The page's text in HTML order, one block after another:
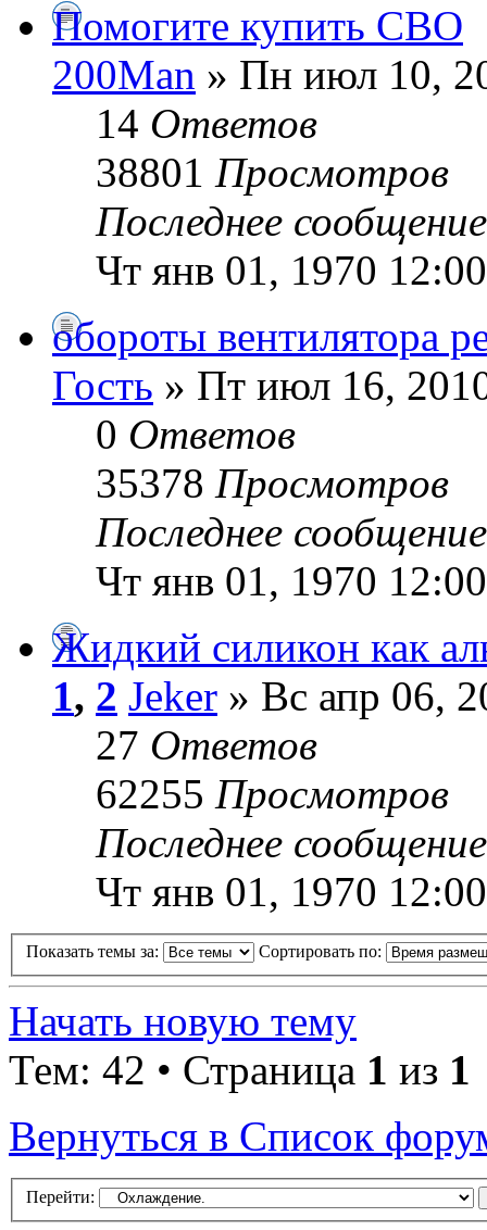
Помогите купить СВО
200Man » Пн июл 10,
14 Ответов
38801 Просмотров
Последнее
Чт янв 01, 1970
обороты вентилятора
Гость » Пт июл 16,
0 Ответов
35378 Просмотров
Последнее
Чт янв 01, 1970
Жидкий силикон как
1, 2 Jeker » Вс апр 06,
27 Ответов
62255 Просмотров
Последнее
Чт янв 01, 1970
Показать темы за: Сортировать по:
Начать новую тему
Тем: 42 • Страница 1 из 1
Вернуться в Список
Перейти: